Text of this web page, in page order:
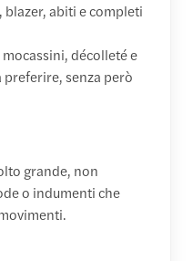
abiti e completi
décolleté e
preferire, senza però
grande, non
o indumenti che